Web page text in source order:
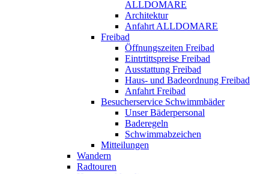
ALLDOMARE
Architektur
Anfahrt ALLDOMARE
Freibad
Öffnungszeiten Freibad
Eintrtittspreise Freibad
Ausstattung Freibad
Haus- und Badeordnung Freibad
Anfahrt Freibad
Besucherservice Schwimmbäder
Unser Bäderpersonal
Baderegeln
Schwimmabzeichen
Mitteilungen
Wandern
Radtouren